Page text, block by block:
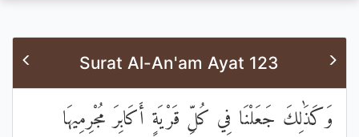
Surat Al-An'am Ayat 123
وَكَذَٰلِكَ جَعَلْنَا فِي كُلِّ قَرْيَةٍ أَكَابِرَ مُجْرِمِيهَا